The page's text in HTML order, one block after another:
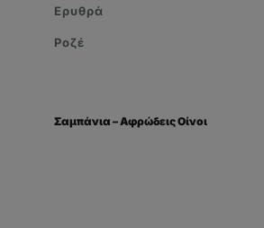
Ερυθρά
Ροζέ
Σαμπάνια – Αφρώδεις Οίνοι